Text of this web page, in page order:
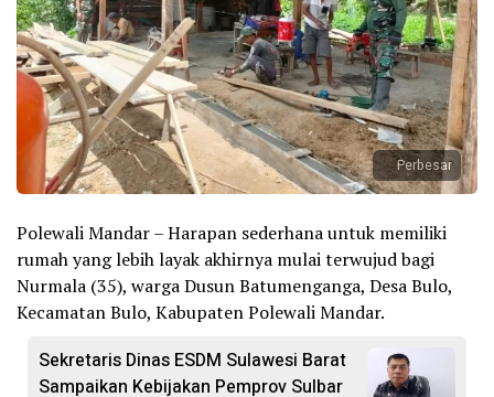
Perbesar
Polewali Mandar – Harapan sederhana untuk memiliki
rumah yang lebih layak akhirnya mulai terwujud bagi
Nurmala (35), warga Dusun Batumenganga, Desa Bulo,
Kecamatan Bulo, Kabupaten Polewali Mandar.
Sekretaris Dinas ESDM Sulawesi Barat
Sampaikan Kebijakan Pemprov Sulbar